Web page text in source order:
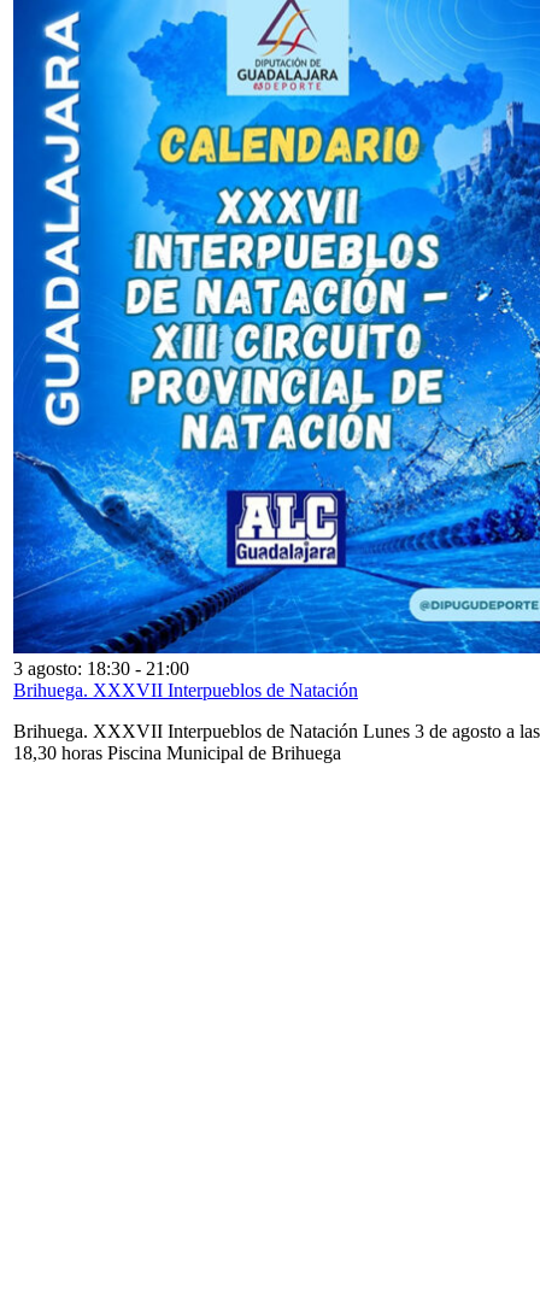
3 agosto: 18:30 - 21:00
Brihuega. XXXVII Interpueblos de Natación
Brihuega. XXXVII Interpueblos de Natación Lunes 3 de agosto a las
18,30 horas Piscina Municipal de Brihuega